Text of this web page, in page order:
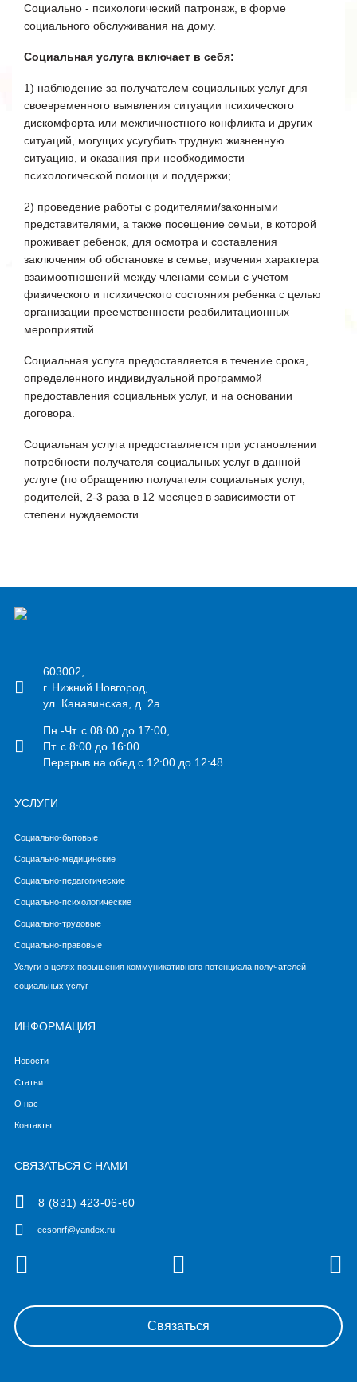
Социально - психологический патронаж, в форме
социального обслуживания на дому.
Социальная услуга включает в себя:
1) наблюдение за получателем социальных услуг для
своевременного выявления ситуации психического
дискомфорта или межличностного конфликта и других
ситуаций, могущих усугубить трудную жизненную
ситуацию, и оказания при необходимости
психологической помощи и поддержки;
2) проведение работы с родителями/законными
представителями, а также посещение семьи, в которой
проживает ребенок, для осмотра и составления
заключения об обстановке в семье, изучения характера
взаимоотношений между членами семьи с учетом
физического и психического состояния ребенка с целью
организации преемственности реабилитационных
мероприятий.
Социальная услуга предоставляется в течение срока,
определенного индивидуальной программой
предоставления социальных услуг, и на основании
договора.
Социальная услуга предоставляется при установлении
потребности получателя социальных услуг в данной
услуге (по обращению получателя социальных услуг,
родителей, 2-3 раза в 12 месяцев в зависимости от
степени нуждаемости.
603002,
г. Нижний Новгород,
ул. Канавинская, д. 2а
Пн.-Чт. с 08:00 до 17:00,
Пт. с 8:00 до 16:00
Перерыв на обед с 12:00 до 12:48
УСЛУГИ
Социально-бытовые
Социально-медицинские
Социально-педагогические
Социально-психологические
Социально-трудовые
Социально-правовые
Услуги в целях повышения коммуникативного потенциала получателей
социальных услуг
ИНФОРМАЦИЯ
Новости
Статьи
О нас
Контакты
СВЯЗАТЬСЯ С НАМИ
8 (831) 423-06-60
ecsonrf@yandex.ru
Связаться